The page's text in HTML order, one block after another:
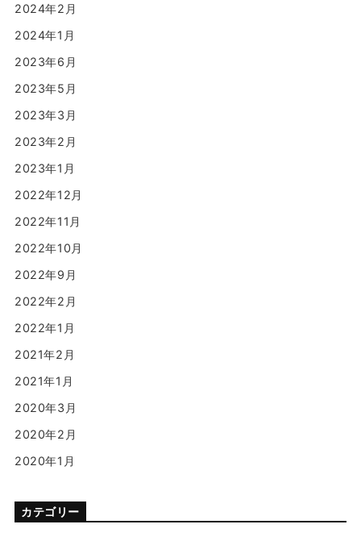
2024年2月
2024年1月
2023年6月
2023年5月
2023年3月
2023年2月
2023年1月
2022年12月
2022年11月
2022年10月
2022年9月
2022年2月
2022年1月
2021年2月
2021年1月
2020年3月
2020年2月
2020年1月
カテゴリー